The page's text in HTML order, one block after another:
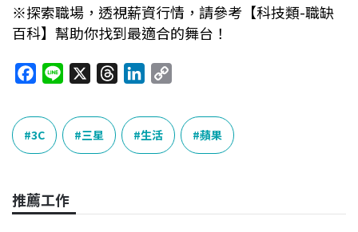
※探索職場，透視薪資行情，請參考【科技類-職缺
百科】幫助你找到最適合的舞台！
c
e
b
o
k
n
e
e
n
k
e
n
y
k
3C 三星 生活 蘋果
推薦工作